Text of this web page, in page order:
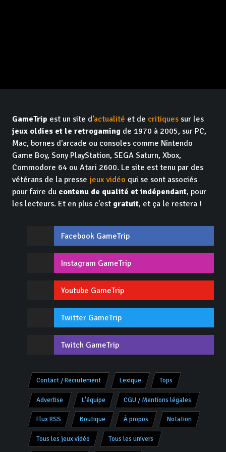
GameTrip est un site d'actualité et de critiques sur les
jeux oldies et le retrogaming de 1970 à 2005, sur PC,
Mac, bornes d'arcade ou consoles comme Nintendo
Game Boy, Sony PlayStation, SEGA Saturn, Xbox,
Commodore 64 ou Atari 2600. Le site est tenu par des
vétérans de la presse jeux vidéo qui se sont associés
pour faire du contenu de qualité et indépendant, pour
les lecteurs. Et en plus c'est gratuit, et ça le restera !
Facebook GameTrip
Instagram GameTrip
Youtube GameTrip
Twitter GameTrip
Twitch GameTrip
Contact / Recrutement Lexique Tops
Advertise L'équipe CGU / Mentions légales
Flux RSS Boutique À propos Notation
Tous les jeux vidéo Tous les univers